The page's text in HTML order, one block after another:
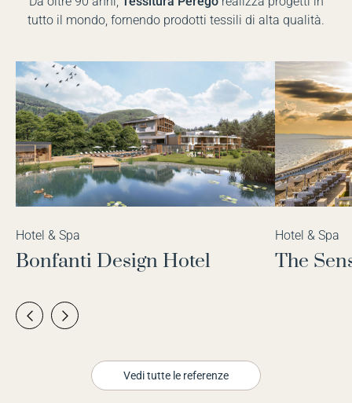
tutto il mondo, fornendo prodotti tessili di alta qualità.
Hotel & Spa
Bonfanti Design Hotel
Hotel & Spa
The
Vedi tutte le referenze